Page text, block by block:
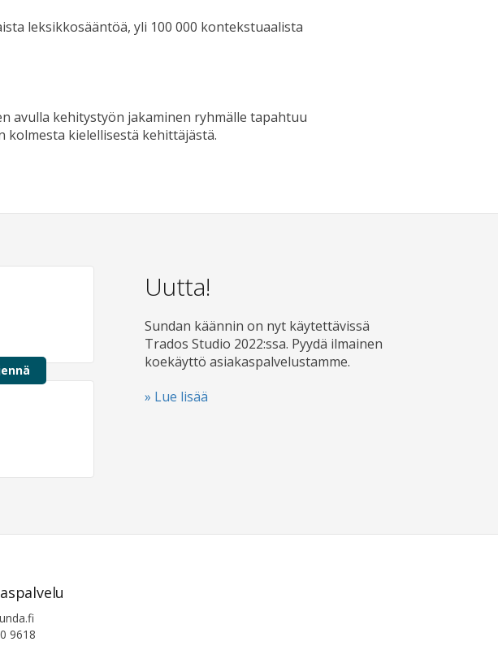
leksikkosääntöä, yli 100 000 kontekstuaalista
avulla kehitystyön jakaminen ryhmälle tapahtuu
kielellisestä kehittäjästä.
Uutta!
Sundan käännin on nyt käytettävissä
Trados Studio 2022:ssa. Pyydä ilmainen
koekäyttö asiakas­palvelustamme.
» Lue lisää
9618